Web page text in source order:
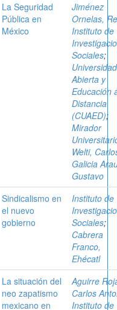
La Seguridad
Pública en
México
Jiménez
Ornelas,
Instituto de
Sociales;
Universidad
Abierta y
Educación
Distancia
(CUAED);
Mirador
Welti,
Galicia
Gustavo
Sindicalismo en
el nuevo
gobierno
Instituto de
Sociales;
Cabrera
Franco,
Ehécatl
La situación del
neo zapatismo
mexicano en
Aguirre
Carlos
Instituto de